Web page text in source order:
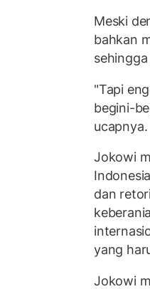
Meski
bahkan
"Tapi
begini-
ucapnya.
Jokowi
dan
yang
Jokowi